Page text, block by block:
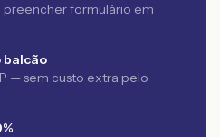
preencher formulário em
balcão
— sem custo extra pelo